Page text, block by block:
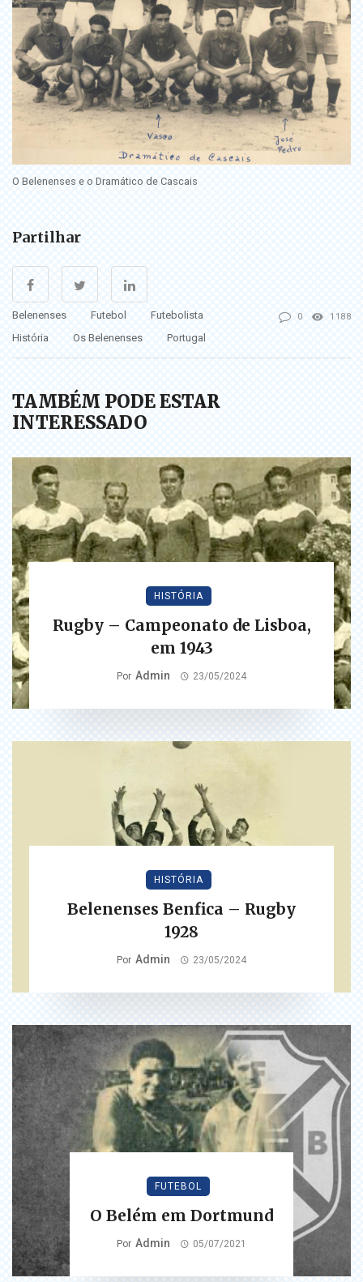
O Belenenses e o Dramático de Cascais
Partilhar
Belenenses Futebol
Futebolista
História
Os Belenenses Portugal
0 1188
TAMBÉM PODE ESTAR
INTERESSADO
HISTÓRIA
Rugby – Campeonato de Lisboa,
em 1943
Por Admin 23/05/2024
HISTÓRIA
Belenenses Benfica – Rugby
1928
Por Admin 23/05/2024
FUTEBOL
O Belém em Dortmund
Por Admin 05/07/2021